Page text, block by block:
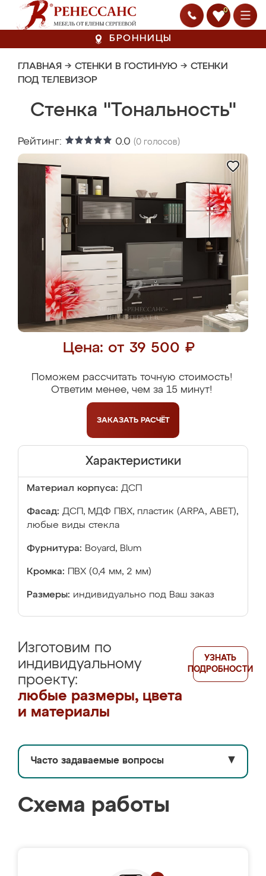
0
БРОННИЦЫ
ГЛАВНАЯ → СТЕНКИ В ГОСТИНУЮ → СТЕНКИ
ПОД ТЕЛЕВИЗОР
Стенка "Тональность"
Рейтинг: 0.0 (0 голосов)
Цена: от 39 500 ₽
Поможем рассчитать точную стоимость!
Ответим менее, чем за 15 минут!
ЗАКАЗАТЬ РАСЧЁТ
Характеристики
Материал корпуса: ДСП
Фасад: ДСП, МДФ ПВХ, пластик (ARPA, ABET),
любые виды стекла
Фурнитура: Boyard, Blum
Кромка: ПВХ (0,4 мм, 2 мм)
Размеры: индивидуально под Ваш заказ
Изготовим по
индивидуальному
проекту:
любые размеры, цвета
и материалы
УЗНАТЬ
ПОДРОБНОСТИ
Часто задаваемые вопросы ▼
Схема работы